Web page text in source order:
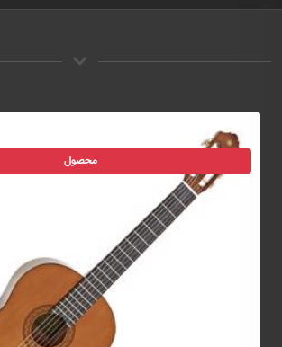
محصول